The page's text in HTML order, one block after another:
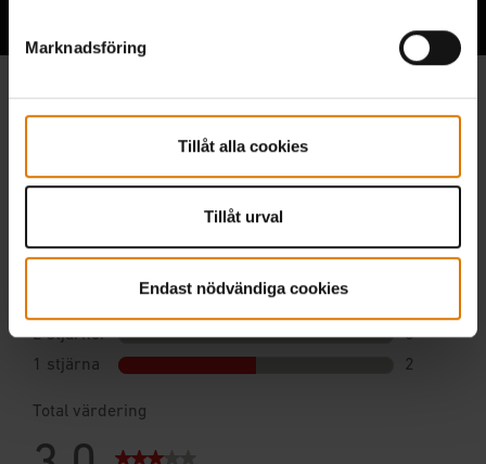
Marknadsföring
Tillåt alla cookies
Tillåt urval
Endast nödvändiga cookies